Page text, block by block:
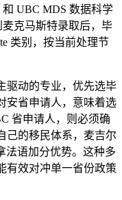
UBC MDS 数据科学
克马斯特录取后，毕
类别，按当前处理节
驱动的专业，优先选毕
安省申请人，意味着选
省申请人，则必须确
己的移民体系，麦吉尔
法语加分优势。这种多
有效对冲单一省份政策